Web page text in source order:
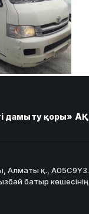
дамыту қоры» АҚ
Алматы қ., A05C9Y3.
батыр көшесінің